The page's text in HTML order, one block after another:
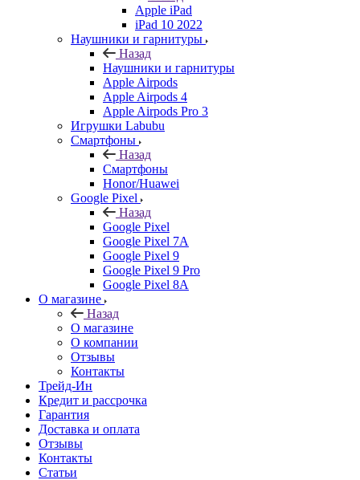
Apple iPad
iPad 10 2022
Наушники и гарнитуры
Назад
Наушники и гарнитуры
Apple Airpods
Apple Airpods 4
Apple Airpods Pro 3
Игрушки Labubu
Смартфоны
Назад
Смартфоны
Honor/Huawei
Google Pixel
Назад
Google Pixel
Google Pixel 7А
Google Pixel 9
Google Pixel 9 Pro
Google Pixel 8A
О магазине
Назад
О магазине
О компании
Отзывы
Контакты
Трейд-Ин
Кредит и рассрочка
Гарантия
Доставка и оплата
Отзывы
Контакты
Статьи